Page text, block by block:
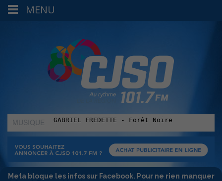
MUSIQUE
:
Meta bloque les infos sur Facebook. Pour ne rien manquer
MENU